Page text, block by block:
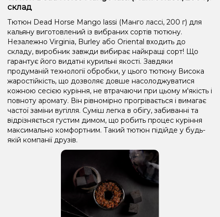
склад
Тютюн Dead Horse Mango lassi (Манго лассі, 200 г) для
кальяну виготовлений із вибраних сортів тютюну.
Незалежно Virginia, Burley або Oriental входить до
складу, виробник завжди вибирає найкращі сорт! Що
гарантує його видатні курильні якості. Завдяки
продуманій технології обробки, у цього тютюну Висока
жаростійкість, що дозволяє довше насолоджуватися
кожною сесією куріння, не втрачаючи при цьому м'якість і
повноту аромату. Він рівномірно прогрівається і вимагає
частої заміни вугілля. Суміш легка в обігу, забиванні та
відрізняється густим димом, що робить процес куріння
максимально комфортним. Такий тютюн підійде у будь-
якій компанії друзів.